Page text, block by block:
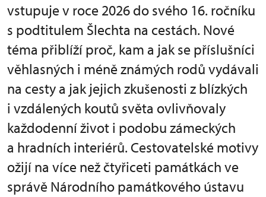
vstupuje v roce 2026 do svého 16. ročníku
s podtitulem Šlechta na cestách. Nové
téma přiblíží proč, kam a jak se příslušníci
věhlasných i méně známých rodů vydávali
na cesty a jak jejich zkušenosti z blízkých
i vzdálených koutů světa ovlivňovaly
každodenní život i podobu zámeckých
a hradních interiérů. Cestovatelské motivy
ožijí na více než čtyřiceti památkách ve
správě Národního památkového ústavu